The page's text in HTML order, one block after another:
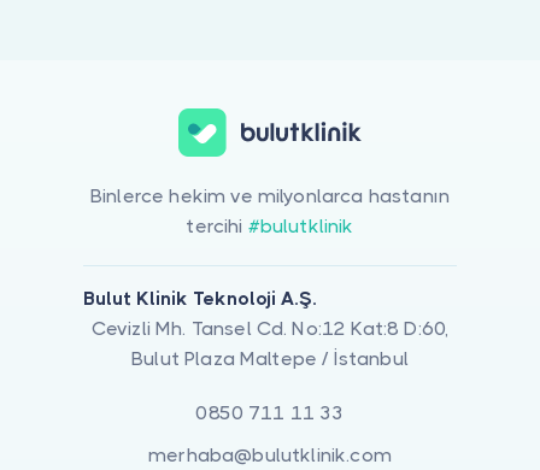
Binlerce hekim ve milyonlarca hastanın
tercihi #bulutklinik
Bulut Klinik Teknoloji A.Ş.
Cevizli Mh. Tansel Cd. No:12 Kat:8 D:60,
Bulut Plaza Maltepe / İstanbul
0850 711 11 33
merhaba@bulutklinik.com